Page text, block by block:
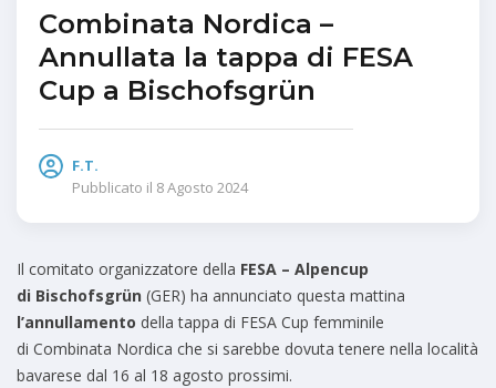
Combinata Nordica –
Annullata la tappa di FESA
Cup a Bischofsgrün
F.T.
Pubblicato il 8 Agosto 2024
Il comitato organizzatore della FESA – Alpencup
di Bischofsgrün (GER) ha annunciato questa mattina
l’annullamento della tappa di FESA Cup femminile
di Combinata Nordica che si sarebbe dovuta tenere nella località
bavarese dal 16 al 18 agosto prossimi.